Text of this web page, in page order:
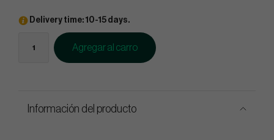
Delivery time: 10-15 days.
Agregar al carro
Información del producto